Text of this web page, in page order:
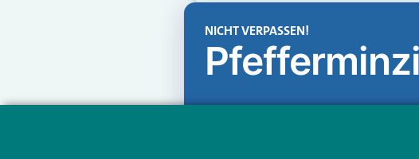
NICHT VERPASSEN!